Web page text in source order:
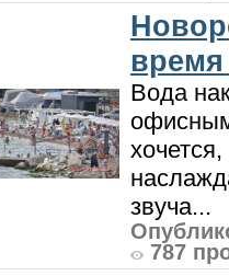
Вода
звуча...
787